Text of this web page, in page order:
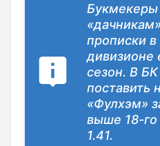
Букмекеры
прописки
дивизионе
сезон. В
поставить
«Фулхэм»
выше 18-го
1.41.